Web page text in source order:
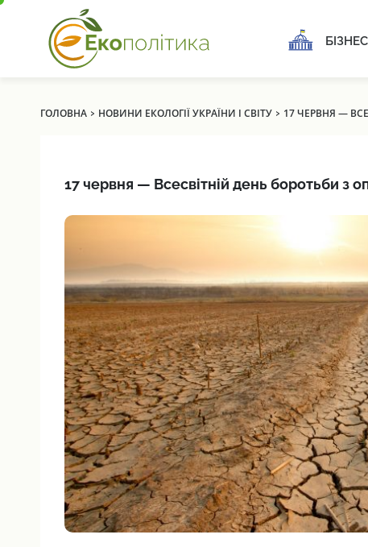
БІЗНЕС
ГОЛОВНА› НОВИНИ ЕКОЛОГІЇ УКРАЇНИ І СВІТУ› 17 ЧЕРВНЯ —
17 червня — Всесвітній день боротьби з